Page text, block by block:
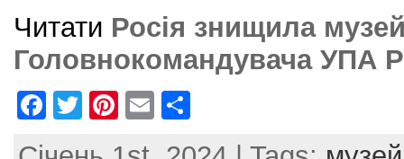
Читати Росія знищила
Головнокомандувача УПА
F
T
Pi E